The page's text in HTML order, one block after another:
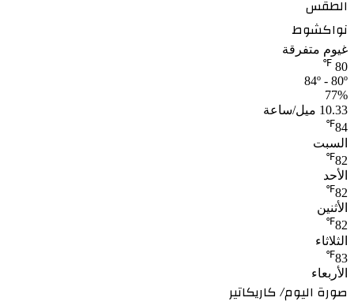
الطقس
نواكشوط
غيوم متفرقة
80
℉
84º - 80º
77%
10.33 ميل/ساعة
84
℉
السبت
82
℉
الأحد
82
℉
الأثنين
82
℉
الثلاثاء
83
℉
الأربعاء
صورة اليوم/ كاريكاتير